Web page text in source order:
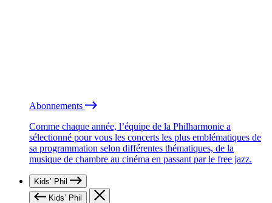
Abonnements
Comme chaque année, l’équipe de la Philharmonie a
sélectionné pour vous les concerts les plus emblématiques de
sa programmation selon différentes thématiques, de la
musique de chambre au cinéma en passant par le free jazz.
Kids’ Phil
Kids’ Phil